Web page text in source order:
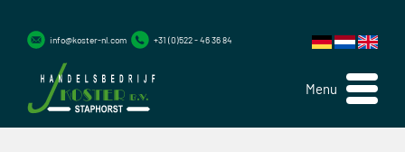
Menu
info@koster-nl.com +31 (0)522 - 46 36 84